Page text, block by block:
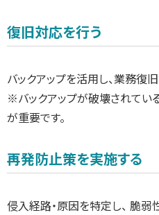
復旧対応を行う
バックアップを活用し、業務復
※バックアップが破壊されてい
が重要です。
再発防止策を実施する
侵入経路・原因を特定し、 脆